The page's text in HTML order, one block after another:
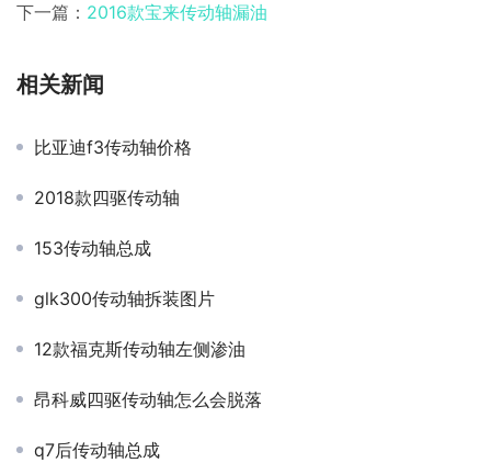
下一篇： 2016款宝来传动轴漏油
相关新闻
比亚迪f3传动轴价格
2018款四驱传动轴
153传动轴总成
glk300传动轴拆装图片
12款福克斯传动轴左侧渗油
昂科威四驱传动轴怎么会脱落
q7后传动轴总成